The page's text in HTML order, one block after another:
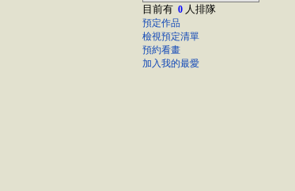
目前有 0 人排隊
預定作品
檢視預定清單
預約看畫
加入我的最愛